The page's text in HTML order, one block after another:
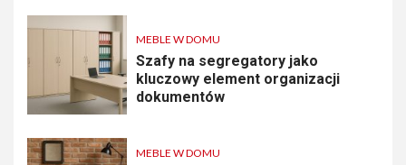
MEBLE W DOMU
Szafy na segregatory jako
kluczowy element organizacji
dokumentów
MEBLE W DOMU